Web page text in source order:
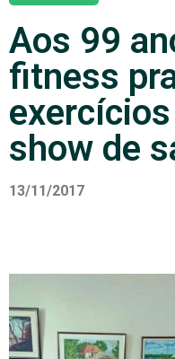
Aos 99
fitness
show de
13/11/2017